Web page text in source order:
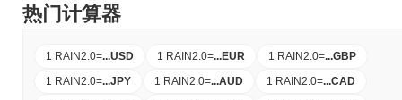
热门计算器
1 RAIN2.0=...USD 1 RAIN2.0=...EUR 1 RAIN2.0=...GBP
1 RAIN2.0=...JPY 1 RAIN2.0=...AUD 1 RAIN2.0=...CAD